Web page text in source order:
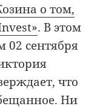
о том,
. В этом
02 сентября
что
Ни